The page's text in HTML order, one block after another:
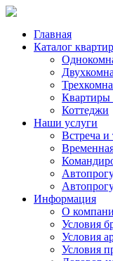
Главная
Каталог квартир
Квартиры
Коттеджи
Наши услуги
Встреча и
Информация
О
Условия
Условия
Условия